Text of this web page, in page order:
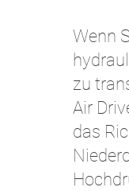
Wenn
zu
Air
das